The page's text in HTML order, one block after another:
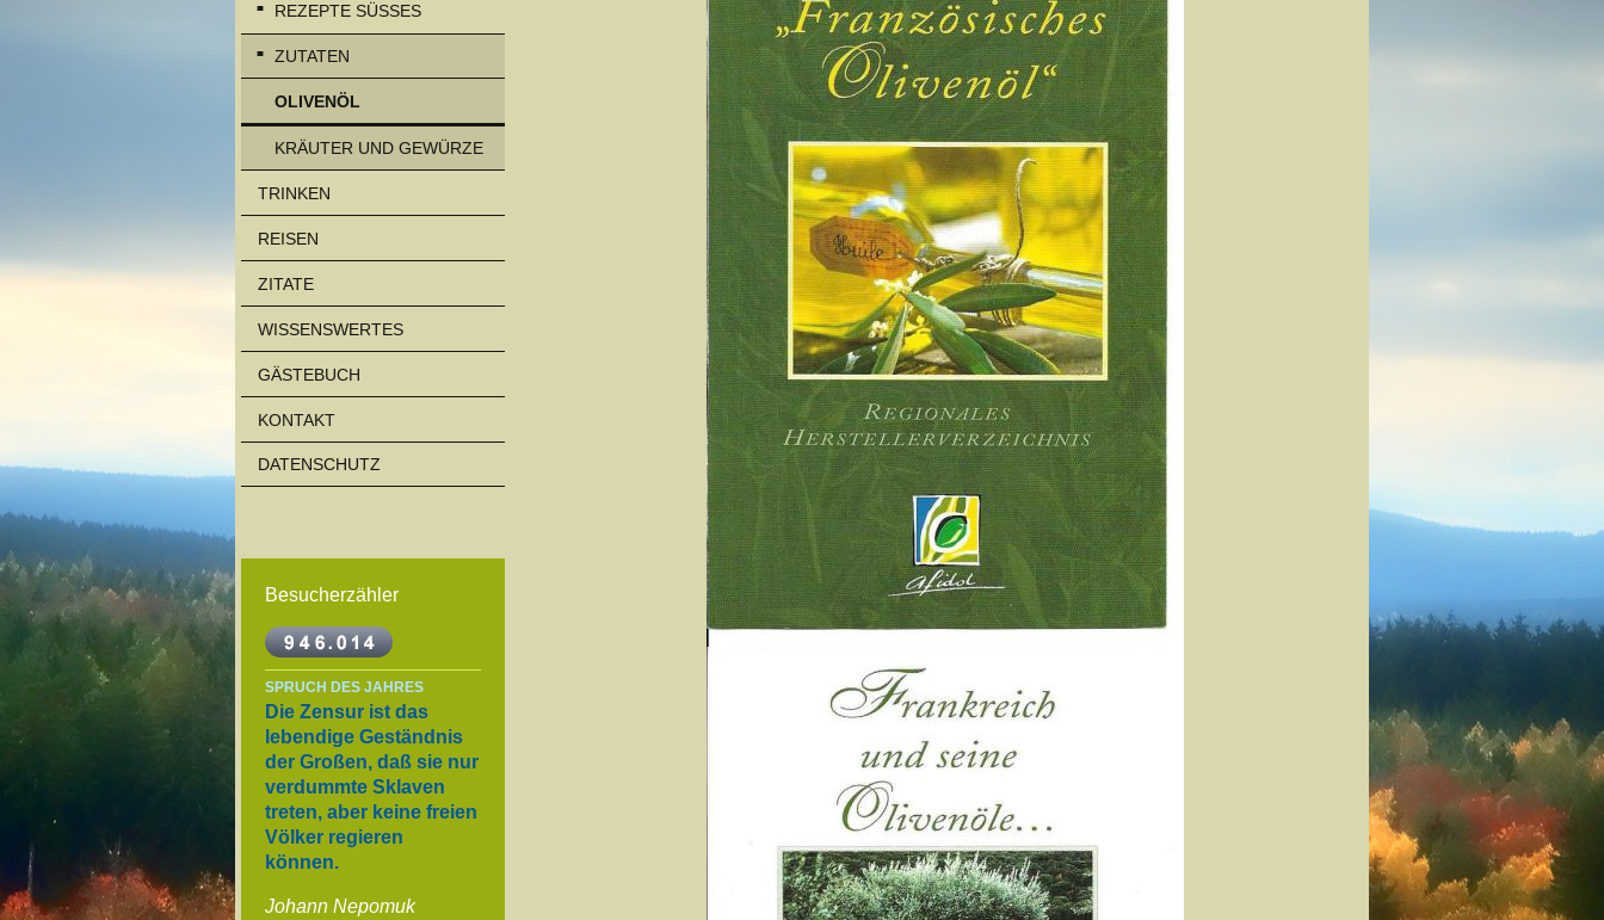
REZEPTE SÜSSES
ZUTATEN
OLIVENÖL
KRÄUTER UND GEWÜRZE
TRINKEN
REISEN
ZITATE
WISSENSWERTES
GÄSTEBUCH
KONTAKT
DATENSCHUTZ
Besucherzähler
SPRUCH DES JAHRES
Die Zensur ist das
lebendige Geständnis
der Großen, daß sie nur
verdummte Sklaven
treten, aber keine freien
Völker regieren
können.
Johann Nepomuk